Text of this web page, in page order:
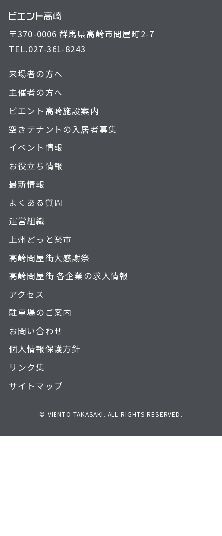
〒370-0006 群馬県高崎市問屋町2-7
TEL.027-361-8243
来場者の方へ
主催者の方へ
ビエント高崎施設案内
空きテナントの入居者募集
イベント情報
お役立ち情報
最新情報
よくある質問
運営組織
上州どっと楽市
高崎問屋街大感謝祭
高崎問屋街 各企業の求人情報
アクセス
駐車場のご案内
お問い合わせ
個人情報保護方針
リンク集
サイトマップ
© VIENTO TAKASAKI. ALL RIGHTS RESERVED.